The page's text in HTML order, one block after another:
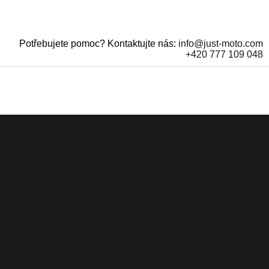
Potřebujete pomoc? Kontaktujte nás: info@just-moto.com
+420 777 109 048